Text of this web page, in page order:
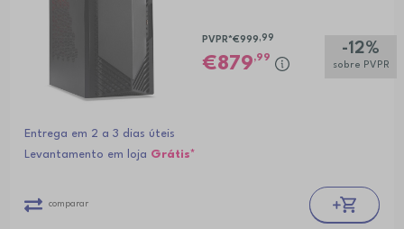
-12%
sobre PVPR
PVPR*€999 ,99
879,99
Entrega em 2 a 3 dias úteis
Levantamento em loja Grátis*
comparar